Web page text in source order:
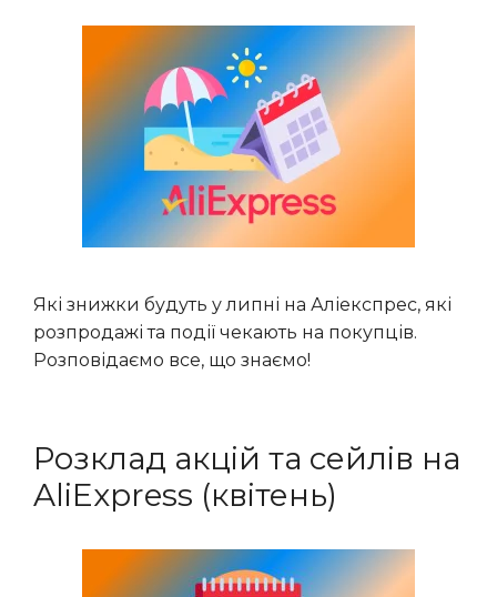
Які знижки будуть у липні на Аліекспрес, які
розпродажі та події чекають на покупців.
Розповідаємо все, що знаємо!
Розклад акцій та сейлів на
AliExpress (квітень)